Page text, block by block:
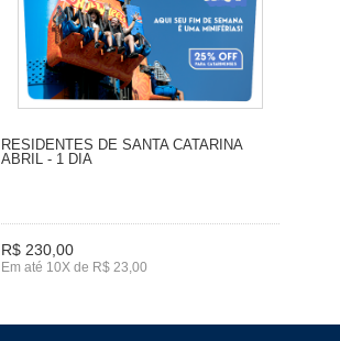
RESIDENTES DE SANTA CATARINA
ABRIL - 1 DIA
R$ 230,00
Em até 10X de R$ 23,00